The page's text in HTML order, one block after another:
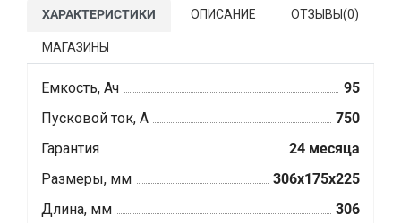
ХАРАКТЕРИСТИКИ ОПИСАНИЕ ОТЗЫВЫ(0)
МАГАЗИНЫ
Емкость, Ач
95
Пусковой ток, А
750
Гарантия
24 месяца
Размеры, мм
306x175x225
Длина, мм
306